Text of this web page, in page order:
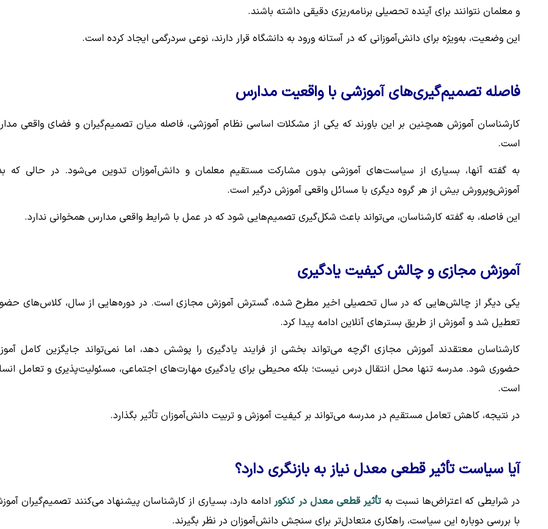
و معلمان نتوانند برای آینده تحصیلی برنامه‌ریزی دقیقی داشته باشند.
این وضعیت، به‌ویژه برای دانش‌آموزانی که در آستانه ورود به دانشگاه قرار دارند، نوعی سردرگمی ایجاد کرده است.
فاصله تصمیم‌گیری‌های آموزشی با واقعیت مدارس
کارشناسان آموزش همچنین بر این باورند که یکی از مشکلات اساسی نظام آموزشی، فاصله میان تصمیم‌گیران و فضای واقعی
است.
به گفته آنها، بسیاری از سیاست‌های آموزشی بدون مشارکت مستقیم معلمان و دانش‌آموزان تدوین می‌شود. در حالی که
آموزش‌وپرورش بیش از هر گروه دیگری با مسائل واقعی آموزش درگیر است.
این فاصله، به گفته کارشناسان، می‌تواند باعث شکل‌گیری تصمیم‌هایی شود که در عمل با شرایط واقعی مدارس همخوانی ندارد.
آموزش مجازی و چالش کیفیت یادگیری
یکی دیگر از چالش‌هایی که در سال تحصیلی اخیر مطرح شده، گسترش آموزش مجازی است. در دوره‌هایی از سال، کلاس‌های
تعطیل شد و آموزش از طریق بسترهای آنلاین ادامه پیدا کرد.
کارشناسان معتقدند آموزش مجازی اگرچه می‌تواند بخشی از فرایند یادگیری را پوشش دهد، اما نمی‌تواند جایگزین کامل
حضوری شود. مدرسه تنها محل انتقال درس نیست؛ بلکه محیطی برای یادگیری مهارت‌های اجتماعی، مسئولیت‌پذیری و تعامل
است.
در نتیجه، کاهش تعامل مستقیم در مدرسه می‌تواند بر کیفیت آموزش و تربیت دانش‌آموزان تأثیر بگذارد.
آیا سیاست تأثیر قطعی معدل نیاز به بازنگری دارد؟
در شرایطی که اعتراض‌ها نسبت بهتأثیر قطعی معدل در کنکور ادامه دارد، بسیاری از کارشناسان پیشنهاد می‌کنند تصمیم‌گیران
با بررسی دوباره این سیاست، راهکاری متعادل‌تر برای سنجش دانش‌آموزان در نظر بگیرند.